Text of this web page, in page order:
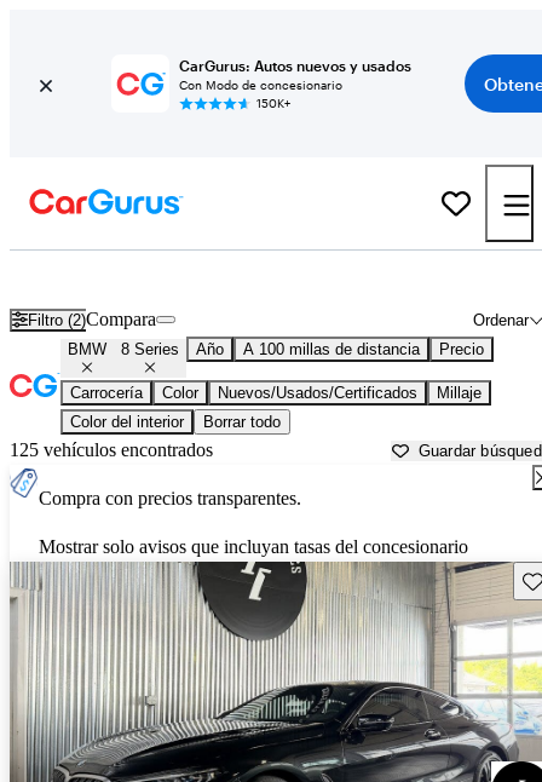
CarGurus: Autos nuevos y usados
Con Modo de concesionario
150K+
Filtro (2) Ordenar
Compara
BMW 8 Series Año A 100 millas de distancia Precio
Carrocería Color Nuevos/Usados/Certificados
Millaje
Color del interior
Borrar todo
125 vehículos encontrados Guardar
Compra con precios transparentes.
Mostrar solo avisos que incluyan tasas del concesionario